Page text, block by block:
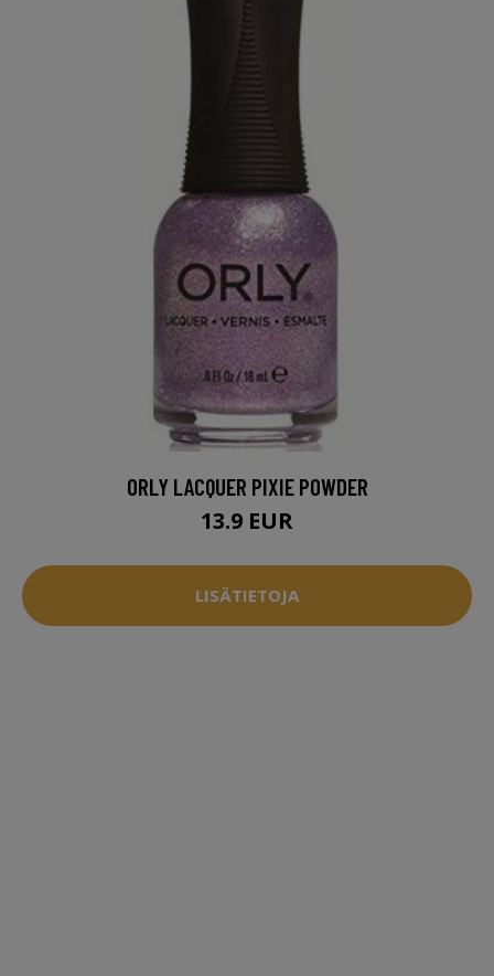
ORLY LACQUER PIXIE POWDER
13.9 EUR
LISÄTIETOJA